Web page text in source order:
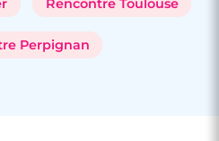
Rencontre Toulouse
Perpignan